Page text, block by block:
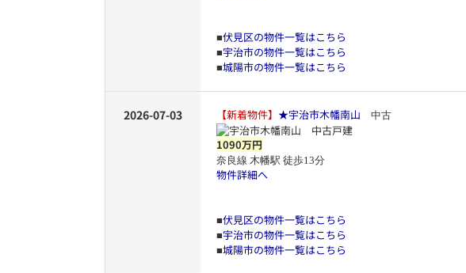
■伏見区の物件一覧はこちら
■宇治市の物件一覧はこちら
■城陽市の物件一覧はこちら
2026-07-03 【新着物件】 ★宇治市木幡南山 中古
1090万円
奈良線 木幡駅 徒歩13分
物件詳細へ
■伏見区の物件一覧はこちら
■宇治市の物件一覧はこちら
■城陽市の物件一覧はこちら